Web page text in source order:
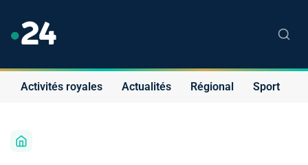
Activités royales Actualités Régional Sport